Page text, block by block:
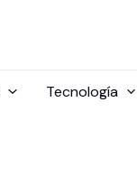
Tecnología